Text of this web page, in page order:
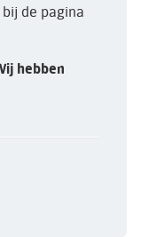
de pagina
hebben